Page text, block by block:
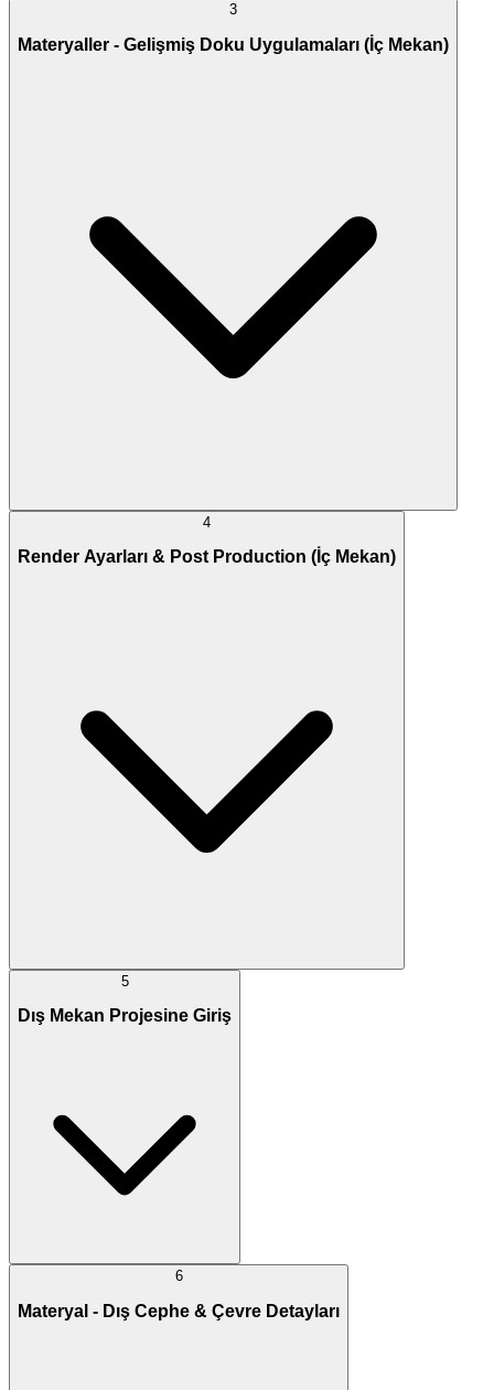
3
Materyaller - Gelişmiş Doku Uygulamaları (İç Mekan)
4
Render Ayarları & Post Production (İç Mekan)
5
Dış Mekan Projesine Giriş
6
Materyal - Dış Cephe & Çevre Detayları